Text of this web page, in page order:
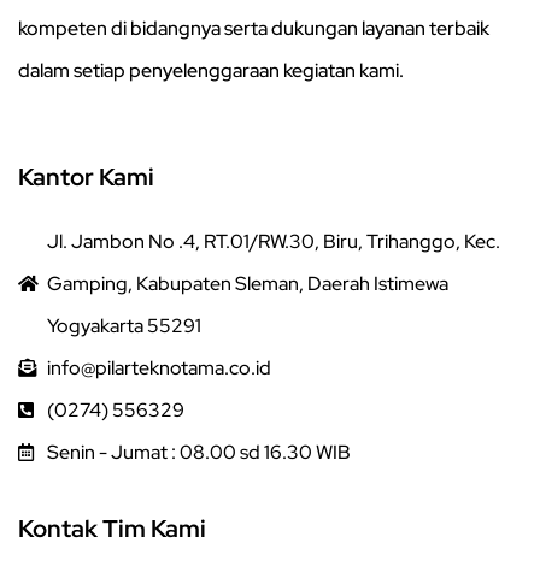
kompeten di bidangnya serta dukungan layanan terbaik
dalam setiap penyelenggaraan kegiatan kami.
Kantor Kami
Jl. Jambon No .4, RT.01/RW.30, Biru, Trihanggo, Kec.
Gamping, Kabupaten Sleman, Daerah Istimewa
Yogyakarta 55291
info@pilarteknotama.co.id
(0274) 556329
Senin - Jumat : 08.00 sd 16.30 WIB
Kontak Tim Kami